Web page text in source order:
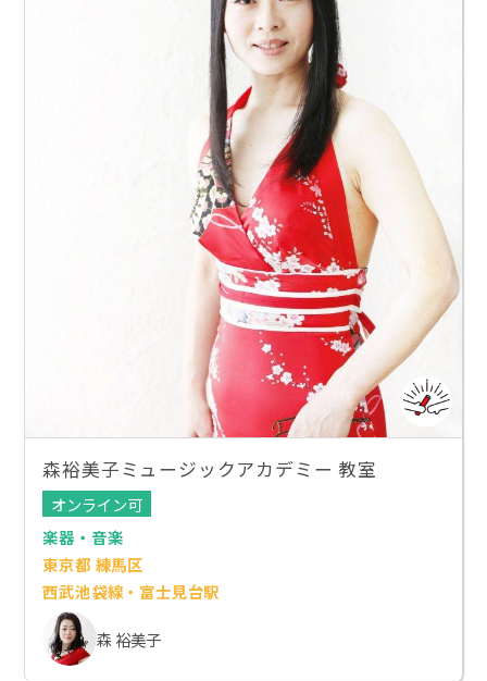
森裕美子ミュージックアカデミー 教室
オンライン可
楽器・音楽
東京都 練馬区
西武池袋線・富士見台駅
森 裕美子